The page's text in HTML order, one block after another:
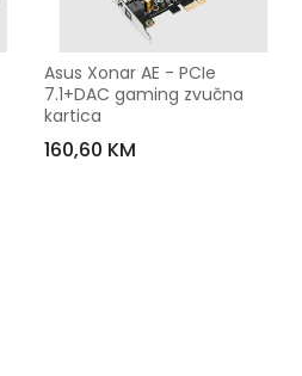
Asus Xonar AE - PCIe
7.1+DAC gaming zvučna
kartica
160,60 KM